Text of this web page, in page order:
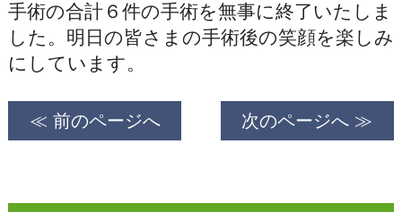
手術の合計６件の手術を無事に終了いたしま
した。明日の皆さまの手術後の笑顔を楽しみ
にしています。
≪ 前のページへ 次のページへ ≫